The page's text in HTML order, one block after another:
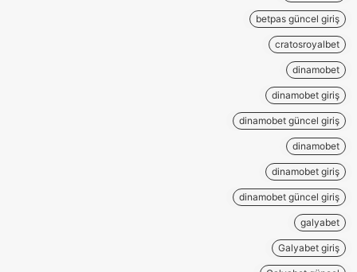
betpas güncel giriş
cratosroyalbet
dinamobet
dinamobet giriş
dinamobet güncel giriş
dinamobet
dinamobet giriş
dinamobet güncel giriş
galyabet
Galyabet giriş